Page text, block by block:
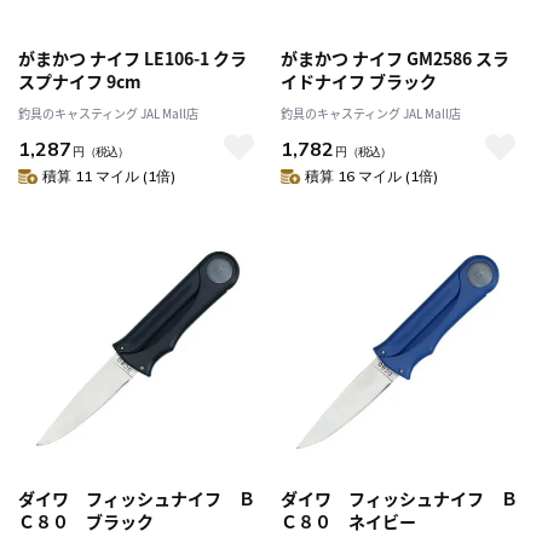
がまかつ ナイフ LE106-1 クラ
スプナイフ 9cm
釣具のキャスティング JAL Mall店
1,287 円 （税込）
積算 11 マイル (1倍)
がまかつ ナイフ GM2586 スラ
イドナイフ ブラック
釣具のキャスティング JAL Mall店
1,782 円 （税込）
積算 16 マイル (1倍)
ダイワ フィッシュナイフ Ｂ
Ｃ８０ ブラック
ダイワ フィッシュナイフ Ｂ
Ｃ８０ ネイビー